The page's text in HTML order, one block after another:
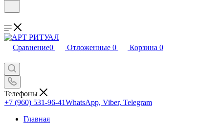
Сравнение0 Отложенные 0 Корзина 0
Телефоны
+7 (960) 531-96-41WhatsApp, Viber, Telegram
Главная